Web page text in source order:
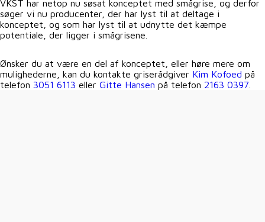
VKST har netop nu søsat konceptet med smågrise, og derfor
søger vi nu producenter, der har lyst til at deltage i
konceptet, og som har lyst til at udnytte det kæmpe
potentiale, der ligger i smågrisene.
Ønsker du at være en del af konceptet, eller høre mere om
mulighederne, kan du kontakte griserådgiver Kim Kofoed på
telefon 3051 6113 eller Gitte Hansen på telefon 2163 0397